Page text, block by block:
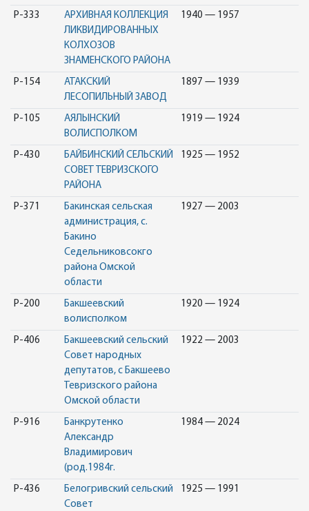
Р-333
АРХИВНАЯ КОЛЛЕКЦИЯ
ЛИКВИДИРОВАННЫХ
КОЛХОЗОВ
ЗНАМЕНСКОГО РАЙОНА
1940 — 1957
Р-154
АТАКСКИЙ
ЛЕСОПИЛЬНЫЙ ЗАВОД
1897 — 1939
Р-105
АЯЛЫНСКИЙ
ВОЛИСПОЛКОМ
1919 — 1924
Р-430
БАЙБИНСКИЙ СЕЛЬСКИЙ
СОВЕТ ТЕВРИЗСКОГО
РАЙОНА
1925 — 1952
Р-371
Бакинская сельская
администрация, с.
Бакино
Седельниковсокго
района Омской
области
1927 — 2003
Р-200
Бакшеевский
волисполком
1920 — 1924
Р-406
Бакшеевский сельский
Совет народных
депутатов, с Бакшеево
Тевризского района
Омской области
1922 — 2003
Р-916
Банкрутенко
Александр
Владимирович
(род.1984г.
1984 — 2024
Р-436
Белогривский сельский
Совет
1925 — 1991